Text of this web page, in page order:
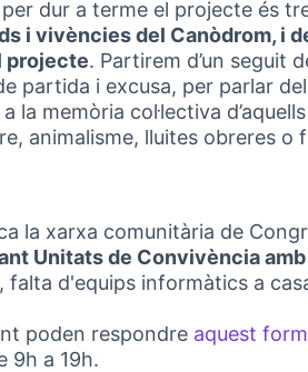
per dur a terme el projecte és
i vivències del Canòdrom, i
projecte. Partirem d’un seguit
partida i excusa, per parlar
la memòria col·lectiva
animalisme, lluites obreres o
la xarxa comunitària de
Unitats de Convivència
falta d'equips informàtics a
poden respondre aquest
9h a 19h.